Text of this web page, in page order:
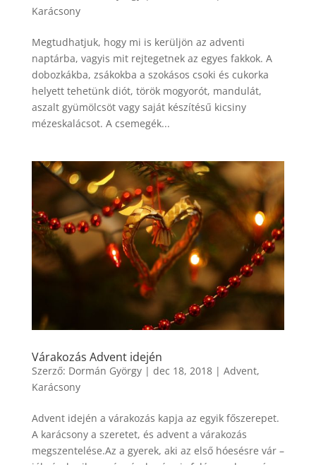
Karácsony
Megtudhatjuk, hogy mi is kerüljön az adventi
naptárba, vagyis mit rejtegetnek az egyes fakkok. A
dobozkákba, zsákokba a szokásos csoki és cukorka
helyett tehetünk diót, török mogyorót, mandulát,
aszalt gyümölcsöt vagy saját készítésű kicsiny
mézeskalácsot. A csemegék...
Várakozás Advent idején
Szerző: Dormán György| dec 18, 2018| Advent,
Karácsony
Advent idején a várakozás kapja az egyik főszerepet.
A karácsony a szeretet, és advent a várakozás
megszentelése.Az a gyerek, aki az első hóesésre vár –